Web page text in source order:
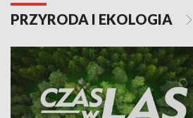
PRZYRODA I EKOLOGIA